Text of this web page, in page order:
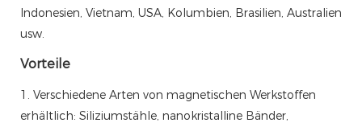
Indonesien, Vietnam, USA, Kolumbien, Brasilien, Australien
usw.
Vorteile
1. Verschiedene Arten von magnetischen Werkstoffen
erhältlich: Siliziumstähle, nanokristalline Bänder,